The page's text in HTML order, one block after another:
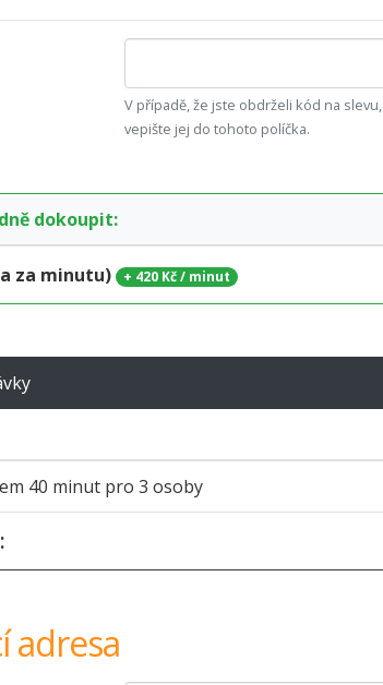
V případě, že jste obdrželi kód na slevu,
vepište jej do tohoto políčka.
dokoupit:
za minutu) + 420 Kč / minut
40 minut pro 3 osoby
adresa